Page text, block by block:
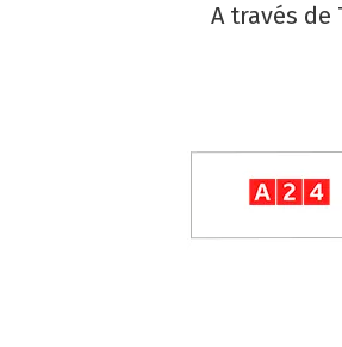
A través de